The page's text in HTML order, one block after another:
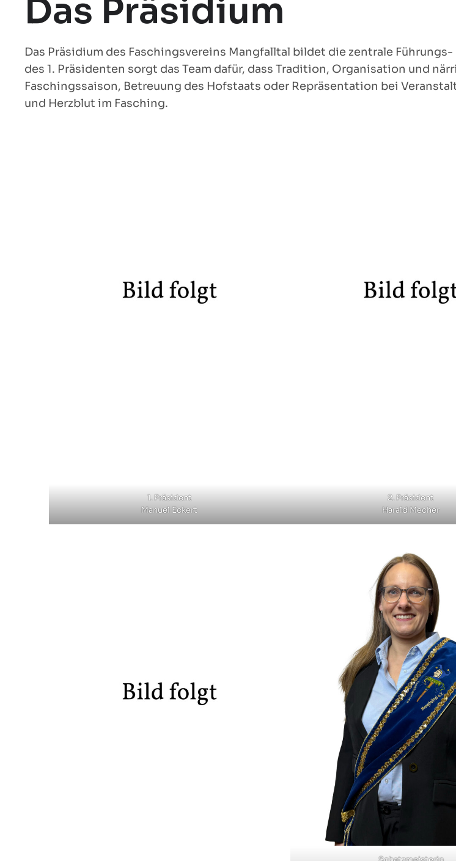
Das Präsidium
Das Präsidium des Faschingsvereins Mangfalltal bildet die zentrale
des 1. Präsidenten sorgt das Team dafür, dass Tradition, Organisation und
Faschingssaison, Betreuung des Hofstaats oder Repräsentation bei
und Herzblut im Fasching.
1. Präsident
Manuel Eckert
2. Präsident
Harald Mecher